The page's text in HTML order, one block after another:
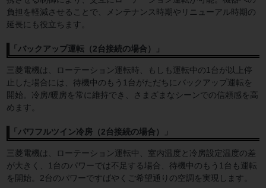
負担を軽減させることで、メンテナンス時期やリニューアル時期の
延長にも役立ちます。
「バックアップ運転（2台接続の場合）」
三菱電機は、ローテーション運転時、もしも運転中の1台が以上停
止した場合には、待機中のもう1台がただちにバックアップ運転を
開始。冷房/暖房を常に維持でき、さまざまなシーンでの信頼感を高
めます。
「パワフルツイン冷房（2台接続の場合）」
三菱電機は、ローテーション運転中、室内温度と冷房設定温度の差
が大きく、1台のパワーでは不足する場合、待機中のもう1台も運転
を開始。2台のパワーですばやくご希望通りの空調を実現します。